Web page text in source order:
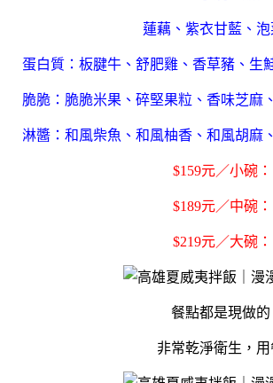
蓮藕、紫衣甘藍、
蛋白質：板腱牛、舒肥雞、香草豬、生
脆脆：脆脆米果、碎堅果粒、香味芝麻
淋醬：和風柴魚、和風柚香、和風胡麻
$159元／小碗
$189元／中碗
$219元／大碗
餐點都是現做
非常乾淨衛生，